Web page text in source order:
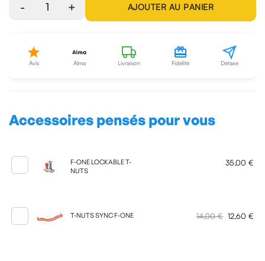
- 1 + AJOUTER AU PANIER
Avis Alma Livraison Fidélité Détaxe
Accessoires pensés pour vous
F-ONE LOCKABLE T-
NUTS
35,00 €
T-NUTS SYNC F-ONE 14,00 € 12,60 €